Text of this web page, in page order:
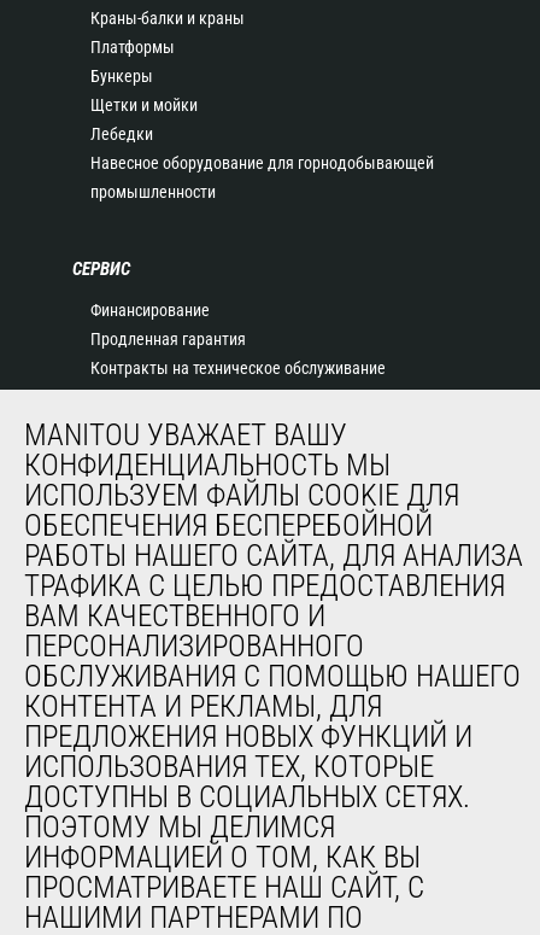
Краны-балки и краны
Платформы
Бункеры
Щетки и мойки
Лебедки
Навесное оборудование для горнодобывающей
промышленности
СЕРВИС
Финансирование
Продленная гарантия
Контракты на техническое обслуживание
Система удаленного мониторинга
Программное обеспечение для диагностики и
обслуживания
Обучение
Подержанное оборудование
О НАС
Компания
Контакты
Юридическая информация
Мероприятия
Новости
История
General Terms and Conditions of Sale
ДРУГИЕ САЙТЫ ГРУППЫ
MANITOU УВАЖАЕТ ВАШУ
КОНФИДЕНЦИАЛЬНОСТЬ МЫ
ИСПОЛЬЗУЕМ ФАЙЛЫ COOKIE ДЛЯ
ОБЕСПЕЧЕНИЯ БЕСПЕРЕБОЙНОЙ
РАБОТЫ НАШЕГО САЙТА, ДЛЯ АНАЛИЗА
ТРАФИКА С ЦЕЛЬЮ ПРЕДОСТАВЛЕНИЯ
ВАМ КАЧЕСТВЕННОГО И
ПЕРСОНАЛИЗИРОВАННОГО
ОБСЛУЖИВАНИЯ С ПОМОЩЬЮ НАШЕГО
КОНТЕНТА И РЕКЛАМЫ, ДЛЯ
ПРЕДЛОЖЕНИЯ НОВЫХ ФУНКЦИЙ И
ИСПОЛЬЗОВАНИЯ ТЕХ, КОТОРЫЕ
ДОСТУПНЫ В СОЦИАЛЬНЫХ СЕТЯХ.
ПОЭТОМУ МЫ ДЕЛИМСЯ
ИНФОРМАЦИЕЙ О ТОМ, КАК ВЫ
ПРОСМАТРИВАЕТЕ НАШ САЙТ, С
НАШИМИ ПАРТНЕРАМИ ПО